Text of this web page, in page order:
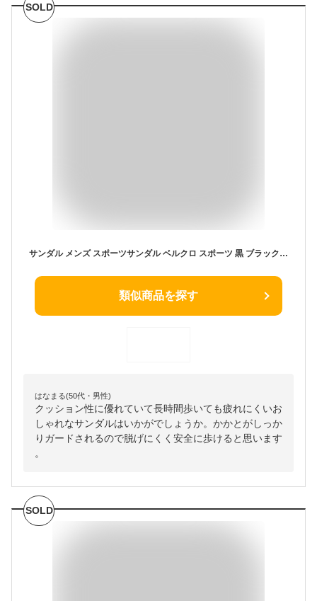
SOLD
サンダル メンズ スポーツサンダル ベルクロ スポーツ 黒 ブラック グレー 厚底 エアークッション マジックテープ 痛くない おしゃれ 日常 歩きやすい 室内 スポサン 夏 ビーチ アウトドア 旅行 海 男性 実用的 通気性 送料無料 UC-324
類似商品を探す
はなまる(50代・男性)
クッション性に優れていて長時間歩いても疲れにくいお
しゃれなサンダルはいかがでしょうか。かかとがしっか
りガードされるので脱げにくく安全に歩けると思います
。
SOLD